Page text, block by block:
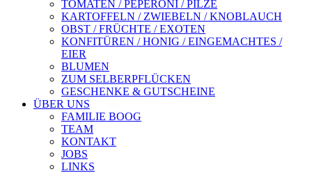
TOMATEN / PEPERONI / PILZE
KARTOFFELN / ZWIEBELN / KNOBLAUCH
OBST / FRÜCHTE / EXOTEN
KONFITÜREN / HONIG / EINGEMACHTES /
EIER
BLUMEN
ZUM SELBERPFLÜCKEN
GESCHENKE & GUTSCHEINE
ÜBER UNS
FAMILIE BOOG
TEAM
KONTAKT
JOBS
LINKS